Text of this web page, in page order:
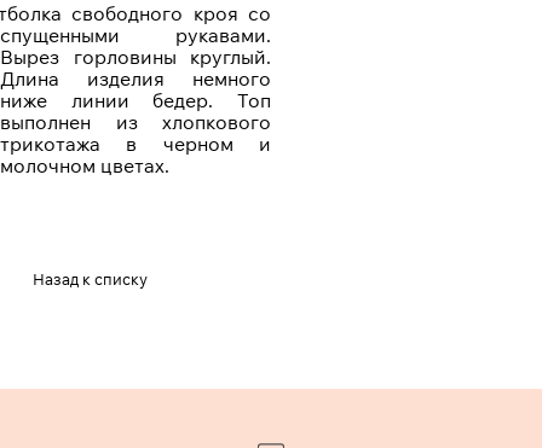
свободного кроя со
спущенными рукавами.
Вырез горловины круглый.
Длина изделия немного
ниже линии бедер. Топ
выполнен из хлопкового
трикотажа в черном и
молочном цветах.
Назад к списку